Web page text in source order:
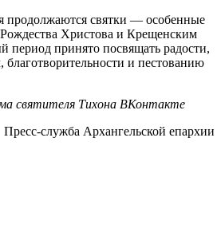
продолжаются святки — особенные
Христова и Крещенским
период принято посвящать радости,
и пестованию
святителя Тихона ВКонтакте
Пресс-служба Архангельской епархии